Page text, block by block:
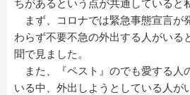
ちがあるという点が共通していると
まず、コロナでは緊急事態宣言が
わらず不要不急の外出する人がいる
聞で見ました。
また、『ペスト』のでも愛する人
いる中、外出しようとしている人が